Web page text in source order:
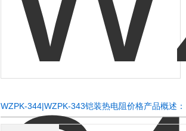
WZPK-344|WZPK-343铠装热电阻价格产品概述：